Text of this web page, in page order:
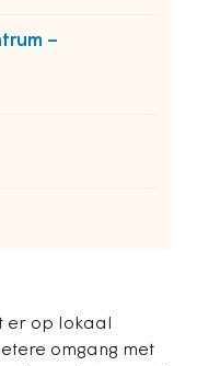
–
er op lokaal
omgang met